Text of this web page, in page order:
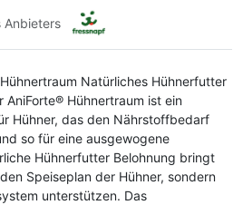
Anbieters
Natürliches Hühnerfutter
AniForte® Hühnertraum ist ein
Hühner, das den Nährstoffbedarf
so für eine ausgewogene
Hühnerfutter Belohnung bringt
Speiseplan der Hühner, sondern
unterstützen. Das